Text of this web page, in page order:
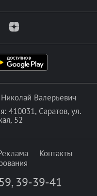
Валерьевич
410031, Саратов, ул.
52
Контакты
, 39-39-41